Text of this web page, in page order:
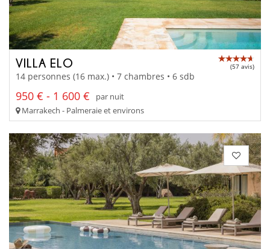
VILLA ELO (57 avis)
14 personnes (16 max.) • 7 chambres • 6 sdb
950 € - 1 600 €
par nuit
Marrakech - Palmeraie et environs